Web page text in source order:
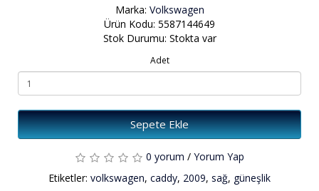
Marka: Volkswagen
Ürün Kodu: 5587144649
Stok Durumu: Stokta var
Adet
Sepete Ekle
0 yorum / Yorum Yap
Etiketler: volkswagen, caddy, 2009, sağ, güneşlik